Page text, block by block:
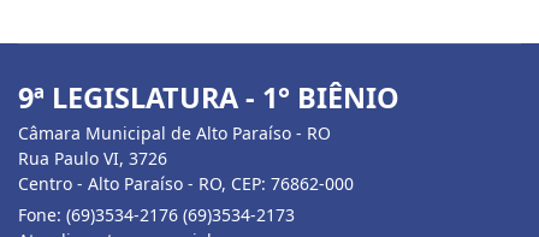
9ª LEGISLATURA - 1° BIÊNIO
Câmara Municipal de Alto Paraíso - RO
Rua Paulo VI, 3726
Centro - Alto Paraíso - RO, CEP: 76862-000
Fone: (69)3534-2176 (69)3534-2173